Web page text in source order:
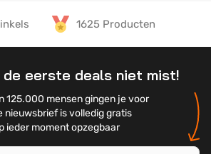
1625 Producten
eerste deals niet mist!
125.000 mensen gingen je voor
nieuwsbrief is volledig gratis
ieder moment opzegbaar